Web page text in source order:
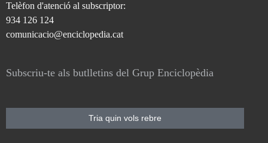
Telèfon d'atenció al subscriptor:
934 126 124
comunicacio@enciclopedia.cat
Subscriu-te als butlletins del Grup Enciclopèdia
Tria quin vols rebre